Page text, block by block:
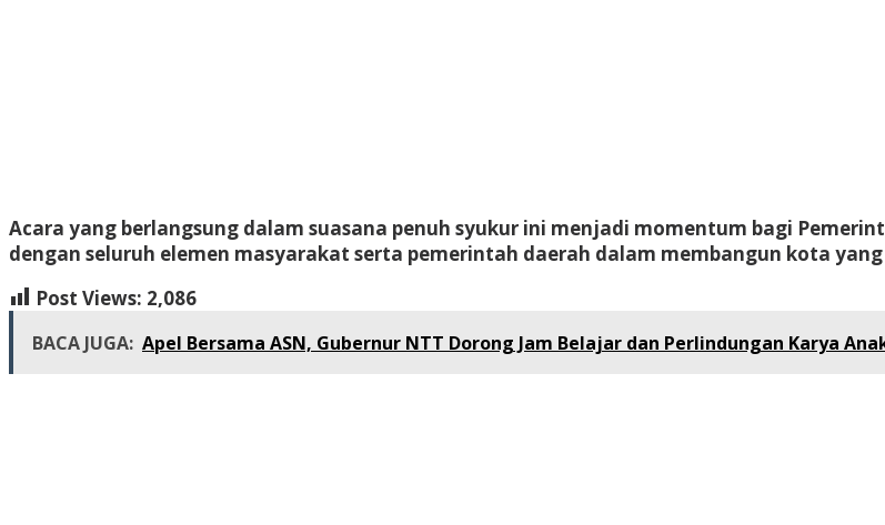
Acara yang berlangsung dalam suasana penuh syukur ini menjadi momentum bagi
dengan seluruh elemen masyarakat serta pemerintah daerah dalam membangun kota
Post Views: 2,086
BACA JUGA: Apel Bersama ASN, Gubernur NTT Dorong Jam Belajar dan Perlindungan Karya